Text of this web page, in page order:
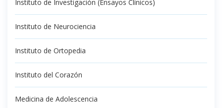
Instituto de Investigación (Ensayos Clínicos)
Instituto de Neurociencia
Instituto de Ortopedia
Instituto del Corazón
Medicina de Adolescencia